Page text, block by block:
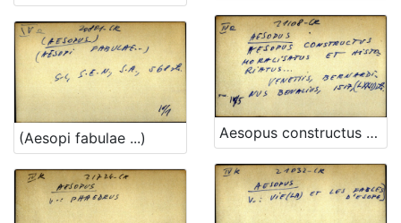
(Aesopi fabulae ...) Aesopus constructus moralisatus et historiatus ...